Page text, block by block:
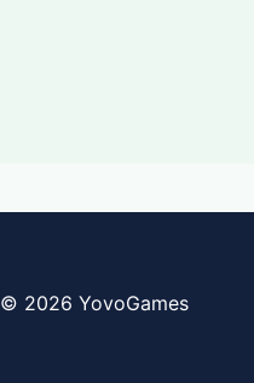
© 2026 YovoGames